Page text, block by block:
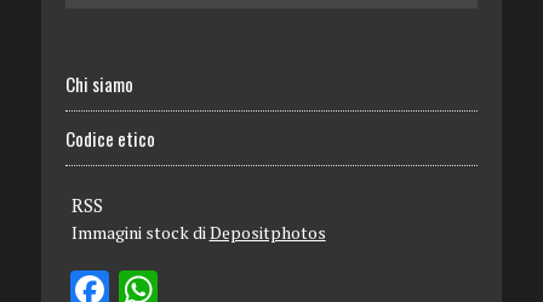
Chi siamo
Codice etico
RSS
Immagini stock diDepositphotos